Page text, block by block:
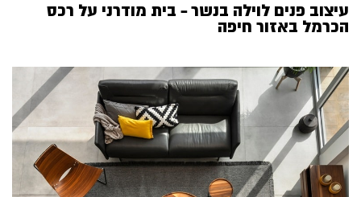
עיצוב פנים לוילה בנשר – בית מודרני על רכס
הכרמל באזור חיפה